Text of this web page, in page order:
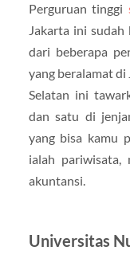
Perguruan tinggi
Jakarta ini
dari beberapa
yang beralamat di
Selatan ini
dan satu di
yang bisa kamu
ialah pariwisata,
akuntansi.
Universitas